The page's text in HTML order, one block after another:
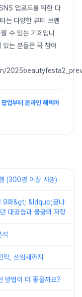
업로드를 위한 다
는 다양한 뷰티 브랜
수 있는 기회입니
있는 분들은 꼭 참여
업부터 온라인 혜택까
(300명 이상 사망)
9화&gt; &ldquo;끝나
대공습과 불굴의 저항
략, 쓰임새까지
방법이 더 좋을까요?